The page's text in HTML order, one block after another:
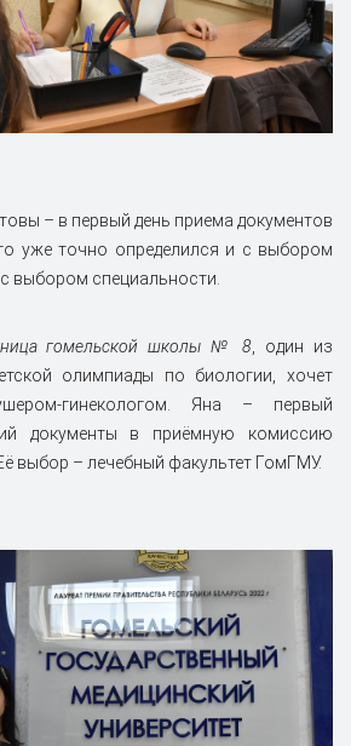
– в первый день приема документов
уже точно определился и с выбором
выбором специальности.
гомельской школы № 8, один из
олимпиады по биологии, хочет
гинекологом. Яна – первый
документы в приёмную комиссию
выбор – лечебный факультет ГомГМУ.